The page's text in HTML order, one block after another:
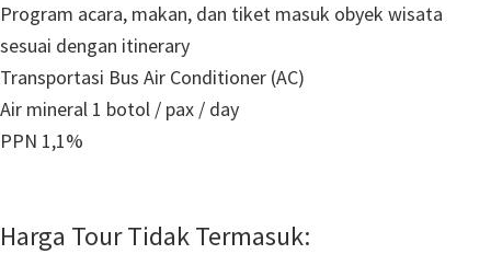
Program acara, makan, dan tiket masuk obyek wisata
sesuai dengan itinerary
Transportasi Bus Air Conditioner (AC)
Air mineral 1 botol / pax / day
PPN 1,1%
Harga Tour Tidak Termasuk: